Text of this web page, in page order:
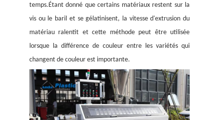
temps.Étant donné que certains matériaux restent sur la
vis ou le baril et se gélatinisent, la vitesse d'extrusion du
matériau ralentit et cette méthode peut être utilisée
lorsque la différence de couleur entre les variétés qui
changent de couleur est importante.